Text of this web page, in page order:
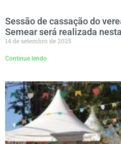
Sessão de cassação do
Semear será realizada
14 de setembro de 2025
Continue lendo